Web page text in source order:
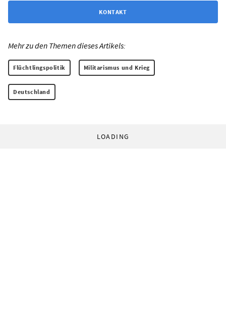
KONTAKT
Mehr zu den Themen dieses Artikels:
Flüchtlingspolitik Militarismus und Krieg
Deutschland
LOADING